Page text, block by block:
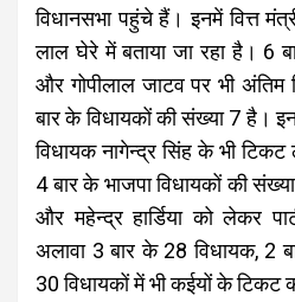
विधानसभा पहुंचे हैं। इनमें वित्त
लाल घेरे में बताया जा रहा है। 6
और गोपीलाल जाटव पर भी अंतिम
बार के विधायकों की संख्या 7 है।
विधायक नागेन्द्र सिंह के भी
4 बार के भाजपा विधायकों की
और महेन्द्र हार्डिया को लेकर
अलावा 3 बार के 28 विधायक, 2
30 विधायकों में भी कईयों के टिकट